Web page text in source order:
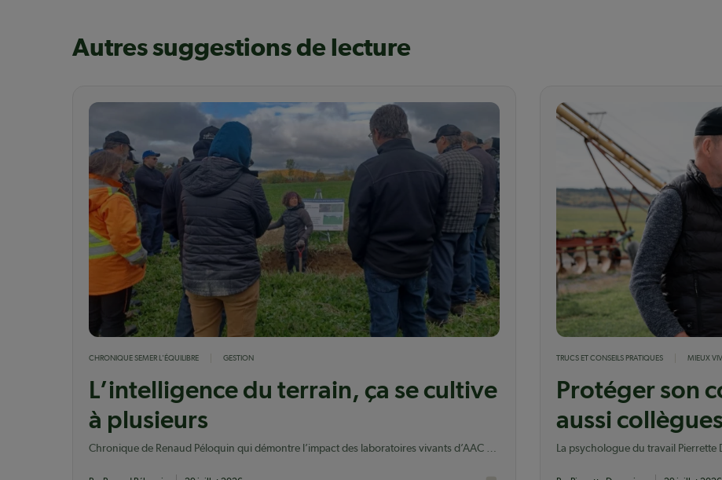
Autres suggestions de lecture
CHRONIQUE SEMER L'ÉQUILIBRE GESTION
L’intelligence du terrain, ça se cultive
à plusieurs
Chronique de Renaud Péloquin qui démontre l’impact des laboratoires vivants d’AAC et
TRUCS ET CONSEILS PRATIQUES MIEUX
Protéger son
aussi collègues
La psychologue du travail